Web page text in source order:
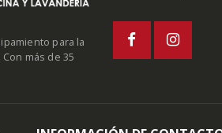
para la
más de 35